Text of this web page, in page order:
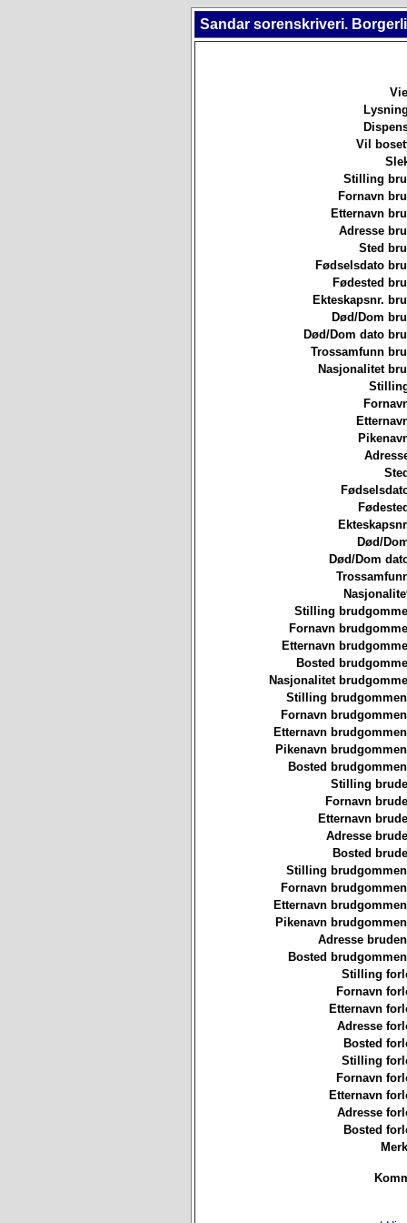
Sandar sorenskriveri.
Vil
Stilling
Fornavn
Etternavn
Adresse
Sted
Fødselsdato
Fødested
Ekteskapsnr.
Død/Dom
Død/Dom dato
Trossamfunn
Nasjonalitet
Død/
Død/Dom
Stilling
Fornavn
Etternavn
Bosted
Nasjonalitet
Stilling
Fornavn
Etternavn
Pikenavn
Bosted
Stilling
Fornavn
Etternavn
Adresse
Bosted
Stilling
Fornavn
Etternavn
Pikenavn
Adresse
Bosted
Stilling
Fornavn
Etternavn
Adresse
Bosted
Stilling
Fornavn
Etternavn
Adresse
Bosted